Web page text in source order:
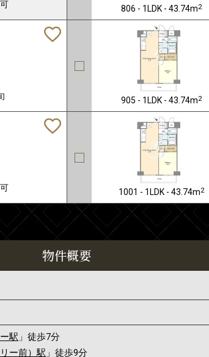
806 - 1LDK - 43.74m2
905 - 1LDK - 43.74m2
1001 - 1LDK - 43.74m2
物件概要
駅 」徒歩7分
ー前）駅 」徒歩9分